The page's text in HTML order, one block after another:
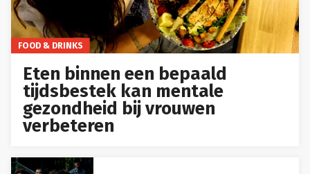
FOOD & DRINKS
Eten binnen een bepaald
tijdsbestek kan mentale
gezondheid bij vrouwen
verbeteren